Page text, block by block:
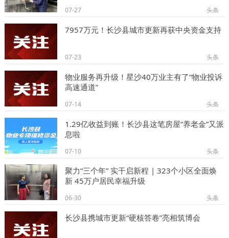
07-27 头条
7957万元！长沙县城市更新再获中央资金支持
07-23 头条
物业服务再升级！星沙40万业主有了“物业投诉
高速通道”
07-14 头条
1.29亿收益到账！长沙县这笔房屋“养老金”又派
息啦
07-10 头条
聚力“三个年” 实干启新程 | 323个小区全面焕
新 45万户居民幸福升级
06-30 头条
长沙县携城市更新“硬核答卷”亮相筑博会